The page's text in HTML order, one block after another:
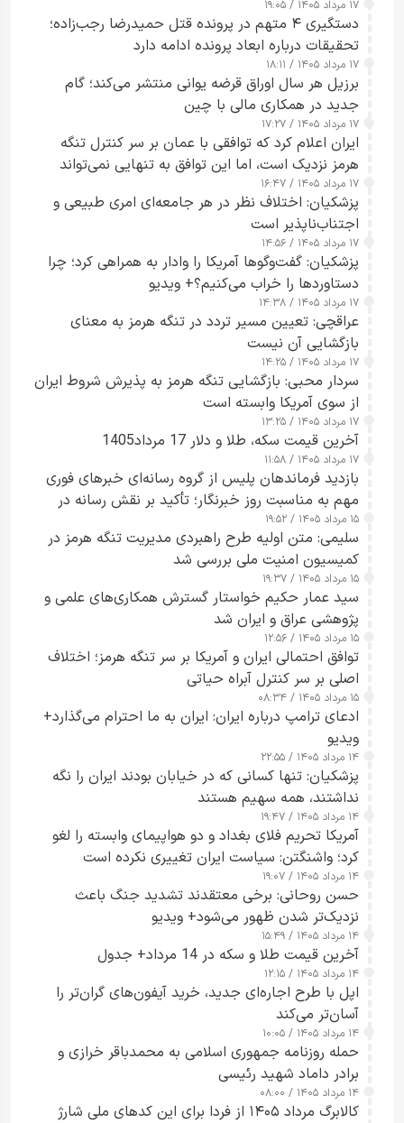
۱۷ مرداد ۱۴۰۵ / ۱۹:۰۵
دستگیری ۴ متهم در پرونده قتل حمیدرضا رجب‌زاده؛
تحقیقات درباره ابعاد پرونده ادامه دارد
۱۷ مرداد ۱۴۰۵ / ۱۸:۱۱
برزیل هر سال اوراق قرضه یوانی منتشر می‌کند؛ گام
جدید در همکاری مالی با چین
۱۷ مرداد ۱۴۰۵ / ۱۷:۲۷
ایران اعلام کرد که توافقی با عمان بر سر کنترل تنگه
هرمز نزدیک است، اما این توافق به تنهایی نمی‌تواند
آبراه را آزاد کند
۱۷ مرداد ۱۴۰۵ / ۱۶:۴۷
پزشکیان: اختلاف نظر در هر جامعه‌ای امری طبیعی و
اجتناب‌ناپذیر است
۱۷ مرداد ۱۴۰۵ / ۱۴:۵۶
پزشکیان: گفت‌وگوها آمریکا را وادار به همراهی کرد؛ چرا
دستاوردها را خراب می‌کنیم؟+ ویدیو
۱۷ مرداد ۱۴۰۵ / ۱۴:۳۸
عراقچی: تعیین مسیر تردد در تنگه هرمز به معنای
بازگشایی آن نیست
۱۷ مرداد ۱۴۰۵ / ۱۴:۲۵
سردار محبی: بازگشایی تنگه هرمز به پذیرش شروط ایران
از سوی آمریکا وابسته است
۱۷ مرداد ۱۴۰۵ / ۱۳:۲۵
آخرین قیمت سکه، طلا و دلار 17 مرداد1405
۱۷ مرداد ۱۴۰۵ / ۱۱:۵۸
بازدید فرماندهان پلیس از گروه رسانه‌ای خبرهای فوری
مهم به مناسبت روز خبرنگار؛ تأکید بر نقش رسانه در
تقویت امنیت و اعتماد عمومی
۱۵ مرداد ۱۴۰۵ / ۱۹:۵۲
سلیمی: متن اولیه طرح راهبردی مدیریت تنگه هرمز در
کمیسیون امنیت ملی بررسی شد
۱۵ مرداد ۱۴۰۵ / ۱۹:۳۷
سید عمار حکیم خواستار گسترش همکاری‌های علمی و
پژوهشی عراق و ایران شد
۱۵ مرداد ۱۴۰۵ / ۱۲:۵۶
توافق احتمالی ایران و آمریکا بر سر تنگه هرمز؛ اختلاف
اصلی بر سر کنترل آبراه حیاتی
۱۵ مرداد ۱۴۰۵ / ۰۸:۳۴
ادعای ترامپ درباره ایران: ایران به ما احترام می‌گذارد+
ویدیو
۱۴ مرداد ۱۴۰۵ / ۲۲:۵۵
پزشکیان: تنها کسانی که در خیابان بودند ایران را نگه
نداشتند، همه سهیم هستند
۱۴ مرداد ۱۴۰۵ / ۱۹:۴۷
آمریکا تحریم فلای بغداد و دو هواپیمای وابسته را لغو
کرد؛ واشنگتن: سیاست ایران تغییری نکرده است
۱۴ مرداد ۱۴۰۵ / ۱۹:۰۷
حسن روحانی: برخی معتقدند تشدید جنگ باعث
نزدیک‌تر شدن ظهور می‌شود+ ویدیو
۱۴ مرداد ۱۴۰۵ / ۱۵:۴۹
آخرین قیمت طلا و سکه در 14 مرداد+ جدول
۱۴ مرداد ۱۴۰۵ / ۱۲:۱۵
اپل با طرح اجاره‌ای جدید، خرید آیفون‌های گران‌تر را
آسان‌تر می‌کند
۱۴ مرداد ۱۴۰۵ / ۱۰:۰۵
حمله روزنامه جمهوری اسلامی به محمدباقر خرازی و
برادر داماد شهید رئیسی
۱۴ مرداد ۱۴۰۵ / ۰۸:۰۰
کالابرگ مرداد ۱۴۰۵ از فردا برای این کدهای ملی شارژ